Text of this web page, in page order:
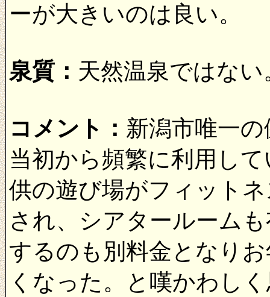
ーが大きいのは良い。
泉質： 天然温泉ではない
コメント： 新潟市唯一
当初から頻繁に利用し
供の遊び場がフィット
され、シアタールーム
するのも別料金となり
くなった。と嘆かわし